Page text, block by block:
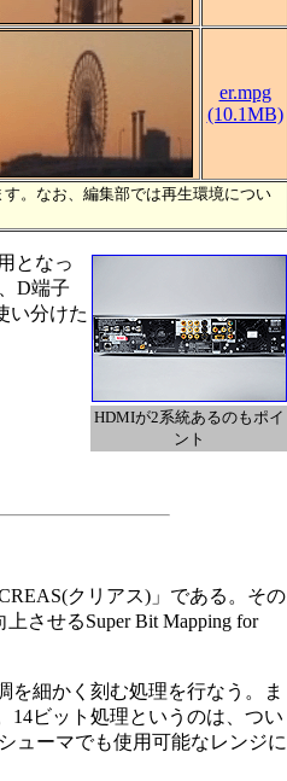
er.mpg
(10.1MB)
。なお、編集部では再生環境につい
HDMIが2系統あるのもポイ
ント
となっ
D端子
い分けた
クリアス)」である。その
させるSuper Bit Mapping for
を細かく刻む処理を行なう。ま
14ビット処理というのは、つい
ューマでも使用可能なレンジに